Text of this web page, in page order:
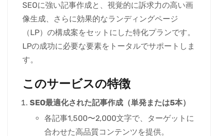
SEOに強い記事作成と、視覚的に訴求力の高い画
像生成、さらに効果的なランディングページ
（LP）の構成案をセットにした特化プランです。
LPの成功に必要な要素をトータルでサポートしま
す。
このサービスの特徴
SEO最適化された記事作成（単発または5本）
各記事1,500〜2,000文字で、ターゲットに
合わせた高品質コンテンツを提供。